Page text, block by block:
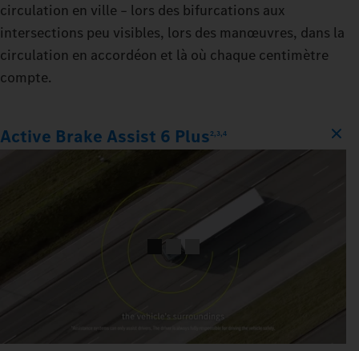
circulation en ville – lors des bifurcations aux
intersections peu visibles, lors des manœuvres, dans la
circulation en accordéon et là où chaque centimètre
compte.
Active Brake Assist 6 Plus2,3,4